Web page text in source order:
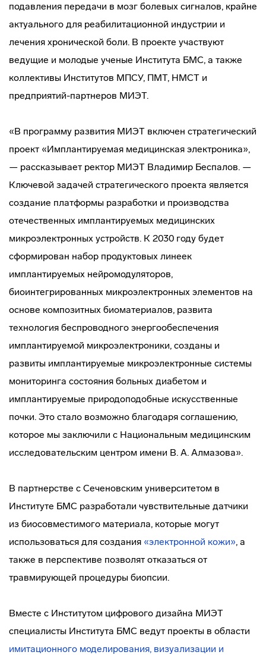
подавления передачи в мозг болевых сигналов, крайне
актуального для реабилитационной индустрии и
лечения хронической боли. В проекте участвуют
ведущие и молодые ученые Института БМС, а также
коллективы Институтов МПСУ, ПМТ, НМСТ и
предприятий-партнеров МИЭТ.
«В программу развития МИЭТ включен стратегический
проект «Имплантируемая медицинская электроника»,
— рассказывает ректор МИЭТ Владимир Беспалов. —
Ключевой задачей стратегического проекта является
создание платформы разработки и производства
отечественных имплантируемых медицинских
микроэлектронных устройств. К 2030 году будет
сформирован набор продуктовых линеек
имплантируемых нейромодуляторов,
биоинтегрированных микроэлектронных элементов на
основе композитных биоматериалов, развита
технология беспроводного энергообеспечения
имплантируемой микроэлектроники, созданы и
развиты имплантируемые микроэлектронные системы
мониторинга состояния больных диабетом и
имплантируемые природоподобные искусственные
почки. Это стало возможно благодаря соглашению,
которое мы заключили с Национальным медицинским
исследовательским центром имени В. А. Алмазова».
В партнерстве с Сеченовским университетом в
Институте БМС разработали чувствительные датчики
из биосовместимого материала, которые могут
использоваться для создания «электронной кожи», а
также в перспективе позволят отказаться от
травмирующей процедуры биопсии.
Вместе с Институтом цифрового дизайна МИЭТ
специалисты Института БМС ведут проекты в области
имитационного моделирования, визуализации и